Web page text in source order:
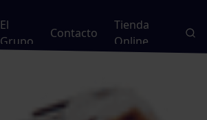
El
Grupo
Contacto
Tienda
Online